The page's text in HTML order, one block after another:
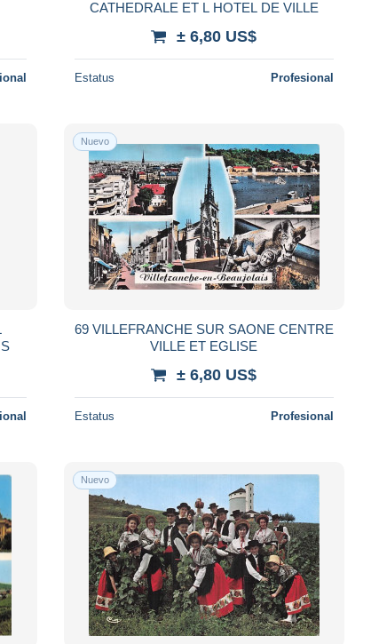
CATHEDRALE ET L HOTEL DE VILLE
± 6,80 US$
Estatus Profesional
Nuevo
69 VILLEFRANCHE SUR SAONE CENTRE
VILLE ET EGLISE
± 6,80 US$
Estatus Profesional
Nuevo